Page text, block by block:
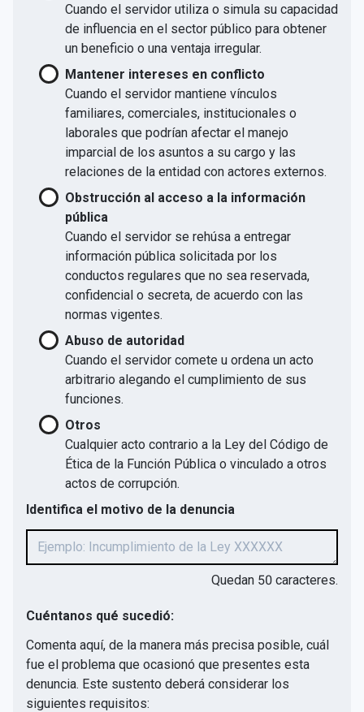
Cuando el servidor utiliza o simula su capacidad
de influencia en el sector público para obtener
un beneficio o una ventaja irregular.
Mantener intereses en conflicto
Cuando el servidor mantiene vínculos
familiares, comerciales, institucionales o
laborales que podrían afectar el manejo
imparcial de los asuntos a su cargo y las
relaciones de la entidad con actores externos.
Obstrucción al acceso a la información
pública
Cuando el servidor se rehúsa a entregar
información pública solicitada por los
conductos regulares que no sea reservada,
confidencial o secreta, de acuerdo con las
normas vigentes.
Abuso de autoridad
Cuando el servidor comete u ordena un acto
arbitrario alegando el cumplimiento de sus
funciones.
Otros
Cualquier acto contrario a la Ley del Código de
Ética de la Función Pública o vinculado a otros
actos de corrupción.
Identifica el motivo de la denuncia
Quedan 50 caracteres.
Cuéntanos qué sucedió:
Comenta aquí, de la manera más precisa posible, cuál
fue el problema que ocasionó que presentes esta
denuncia. Este sustento deberá considerar los
siguientes requisitos: